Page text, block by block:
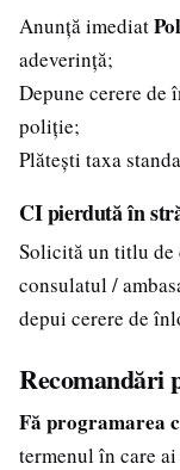
Anunță imediat
adeverință;
Depune cerere de
poliție;
Plătești taxa
CI pierdută în
Solicită un titlu de
consulatul /
depui cerere de
Recomandări
Fă programarea
termenul în care